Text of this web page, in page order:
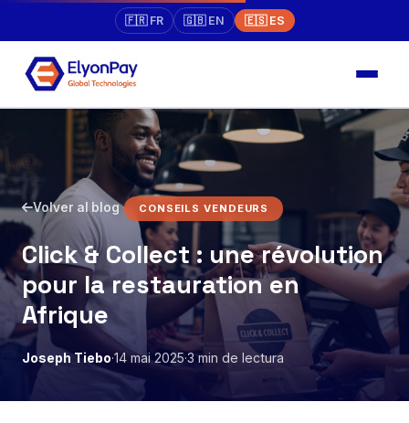
🇫🇷 FR 🇬🇧 EN 🇪🇸 ES
Volver al blog CONSEILS VENDEURS
Click & Collect : une révolution
pour la restauration en
Afrique
Joseph Tiebo·14 mai 2025·3 min de lectura